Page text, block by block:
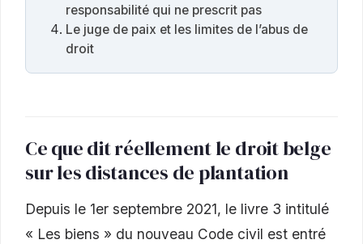
responsabilité qui ne prescrit pas
Le juge de paix et les limites de l’abus de
droit
Ce que dit réellement le droit belge
sur les distances de plantation
Depuis le 1er septembre 2021, le livre 3 intitulé
« Les biens » du nouveau Code civil est entré